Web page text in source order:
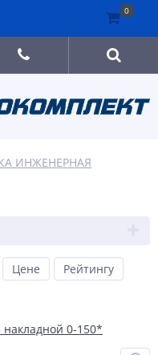
ИНЖЕНЕРНАЯ
Цене
Рейтингу
0-150*
0